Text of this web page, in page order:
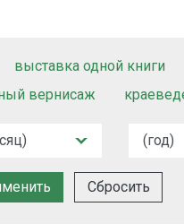
выставка одной книги
вернисаж
Сбросить